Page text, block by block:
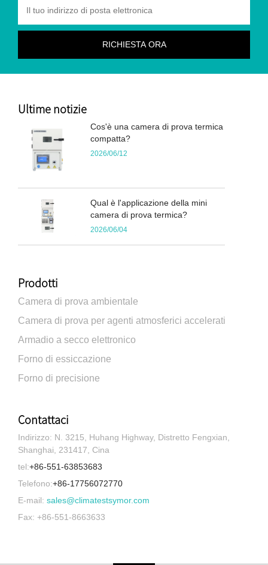
Ultime notizie
Cos'è una camera di prova termica
compatta?
2026/06/12
Qual è l'applicazione della mini
camera di prova termica?
2026/06/04
Prodotti
Camera di prova ambientale
Camera di prova per agenti atmosferici accelerati
Armadio a secco elettronico
Forno di essiccazione
Forno di precisione
Contattaci
Indirizzo: N. 3215, Huhang Highway, Distretto Fengxian,
Shanghai, 231417, Cina
tel:+86-551-63853683
Telefono:+86-17756072770
E-mail: sales@climatestsymor.com
Fax: +86-551-8663633